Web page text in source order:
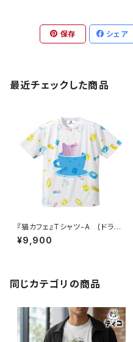
保存 シェア
最近チェックした商品
『猫カフェ』Tシャツ-A (ドライ
メッシュ)
¥9,900
同じカテゴリの商品